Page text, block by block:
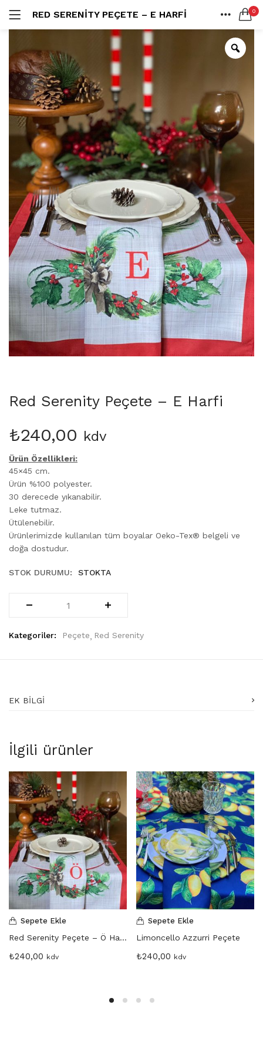
RED SERENITY PEÇETE – E HARFI 0
LOGIN
Remember me
Lost password?
SEARCH IN:
All categories
Amerikan S. (3)
Color Block (3)
Countrylife Blue (6)
Countrylife Burgundy (3)
Countrylife Green (1)
Countrylife Orange (2)
Ekose & Pötikare (2)
EL YAPIMI ÜRÜNLER (6)
Mutfak Önlükleri (2)
Kurulama Bezi (4)
Limoncello Azzurri (2)
Limoncello Rosso (3)
Martinmas Collection (3)
MASA ÖRTÜSÜ (4)
Mimas Collection (4)
Morris Collection (1)
Noi Collection (12)
Passion Flower (2)
Supla (8)
Red Serenity Peçete – E Harfi
₺240,00 kdv
Ürün Özellikleri:
45×45 cm.
Ürün %100 polyester.
30 derecede yıkanabilir.
Leke tutmaz.
Ütülenebilir.
Ürünlerimizde kullanılan tüm boyalar Oeko-Tex® belgeli ve
doğa dostudur.
STOK DURUMU: STOKTA
Kategoriler: Peçete Red Serenity
EK BILGI
İlgili ürünler
Sepete Ekle
Red Serenity Peçete – Ö Harfi
₺240,00 kdv
Sepete Ekle
Limoncello Azzurri Peçete
₺240,00 kdv